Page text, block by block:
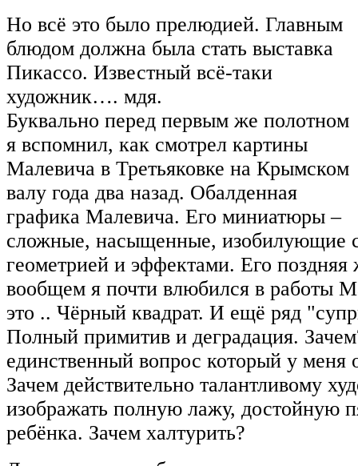
Но всё это было прелюдией. Главным
блюдом должна была стать выставка
Пикассо. Известный всё-таки
художник…. мдя.
Буквально перед первым же полотном
я вспомнил, как смотрел картины
Малевича в Третьяковке на Крымском
валу года два назад. Обалденная
графика Малевича. Его миниатюры –
сложные, насыщенные, изобилующие
геометрией и эффектами. Его
вообщем я почти влюбился в работы
это .. Чёрный квадрат. И ещё ряд
Полный примитив и деградация.
единственный вопрос который у меня
Зачем действительно талантливому
изображать полную лажу, достойную
ребёнка. Зачем халтурить?